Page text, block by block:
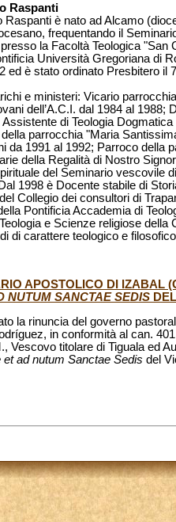
Raspanti
Raspanti è nato ad Alcamo
frequentando il
la Facoltà Teologica
Università Gregoriana di
ed è stato ordinato Presbitero
e ministeri: Vicario
dell’A.C.I. dal 1984 al 1988;
di Teologia
parrocchia "Maria
da 1991 al 1992; Parroco della
della Regalità di Nostro
del Seminario vescovile
1998 è Docente stabile di
Collegio dei consultori di
Pontificia Accademia di
e Scienze religiose della
di carattere teologico e
APOSTOLICO DI IZABAL
NUTUM SANCTAE SEDIS
la rinuncia del governo
in conformità al can.
Vescovo titolare di Tiguala ed
ad nutum Sanctae Sedis del